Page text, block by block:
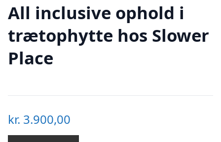
All inclusive ophold i
trætophytte hos Slower
Place
kr. 3.900,00